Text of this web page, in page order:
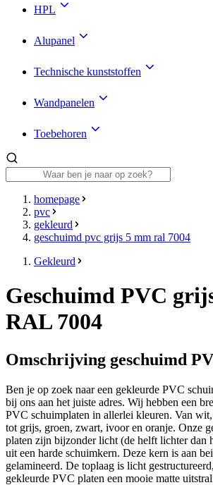
HPL
Alupanel
Technische kunststoffen
Wandpanelen
Toebehoren
homepage
pvc
gekleurd
geschuimd pvc grijs 5 mm ral 7004
Gekleurd
Geschuimd PVC
RAL 7004
Omschrijving geschuimd
Ben je op zoek naar een gekleurde PVC
bij ons aan het juiste adres. Wij hebben een
PVC schuimplaten in allerlei kleuren. Van
tot grijs, groen, zwart, ivoor en oranje. Onze
platen zijn bijzonder licht (de helft lichter dan
uit een harde schuimkern. Deze kern is aan
gelamineerd. De toplaag is licht
gekleurde PVC platen een mooie matte